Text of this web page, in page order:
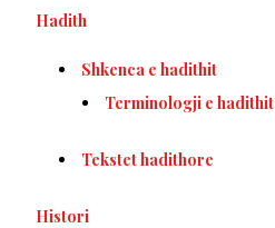
Hadith
Shkenca e hadithit
Terminologji e hadithit
Tekstet hadithore
Histori